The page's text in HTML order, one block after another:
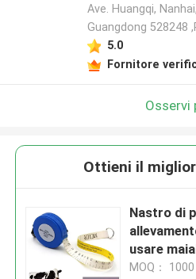
Ave. Huangqi,
Guangdong 528248
5.0
Fornitore
Osservi
Ottieni il
Nastro di
usare
corpo
MOQ： 1000